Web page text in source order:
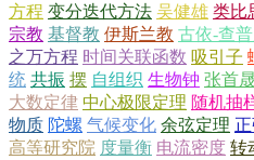
方程 变分迭代方法 吴健雄 类比
宗教 基督教 伊斯兰教 古依-查
之万方程 时间关联函数 吸引子
统 共振 摆 自组织 生物钟 张首晟
大数定律 中心极限定理 随机抽
物质 陀螺 气候变化 余弦定理
高等研究院 度量衡 电流密度 转